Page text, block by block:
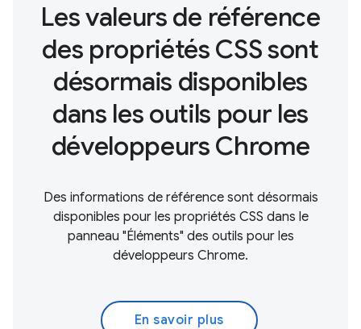
Les valeurs de référence
des propriétés CSS sont
désormais disponibles
dans les outils pour les
développeurs Chrome
Des informations de référence sont désormais
disponibles pour les propriétés CSS dans le
panneau "Éléments" des outils pour les
développeurs Chrome.
En savoir plus